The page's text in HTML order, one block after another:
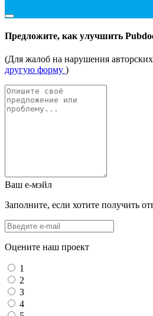
Предложите, как улучшить
(Для жалоб на нарушения
другую форму )
Ваш е-мэйл
Заполните, если хотите получить
Оцените наш проект
1
2
3
4